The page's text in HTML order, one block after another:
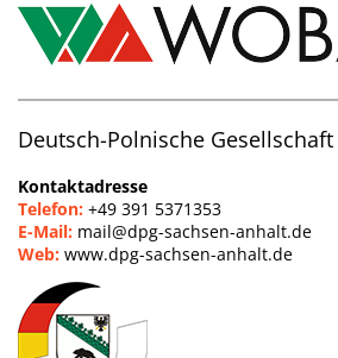
Deutsch-Polnische
Kontaktadresse
Telefon: +49 391 5371353
E-Mail: mail@dpg-sachsen-anhalt.de
Web: www.dpg-sachsen-anhalt.de